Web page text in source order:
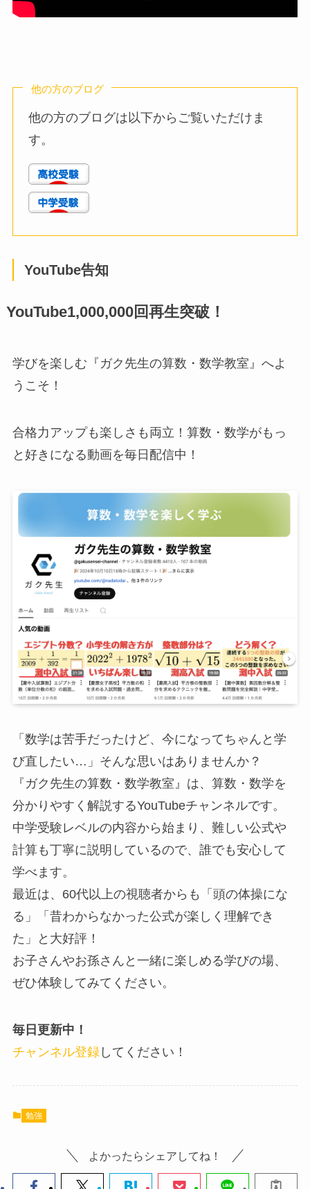
他の方のブログ
他の方のブログは以下からご覧いただけま
す。
YouTube告知
YouTube1,000,000回再生突破！
学びを楽しむ『ガク先生の算数・数学教室』へよ
うこそ！
合格力アップも楽しさも両立！算数・数学がもっ
と好きになる動画を毎日配信中！
「数学は苦手だったけど、今になってちゃんと学
び直したい…」そんな思いはありませんか？
『ガク先生の算数・数学教室』は、算数・数学を
分かりやすく解説するYouTubeチャンネルです。
中学受験レベルの内容から始まり、難しい公式や
計算も丁寧に説明しているので、誰でも安心して
学べます。
最近は、60代以上の視聴者からも「頭の体操にな
る」「昔わからなかった公式が楽しく理解でき
た」と大好評！
お子さんやお孫さんと一緒に楽しめる学びの場、
ぜひ体験してみてください。
毎日更新中！
チャンネル登録してください！
勉強
よかったらシェアしてね！